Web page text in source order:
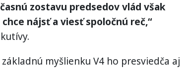
zostavu predsedov vlád však
nájsť a viesť spoločnú reč,“
myšlienku V4 ho presviedča aj